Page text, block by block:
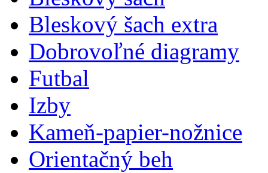
Bleskový šach extra
Dobrovoľné diagramy
Futbal
Izby
Kameň-papier-nožnice
Orientačný beh